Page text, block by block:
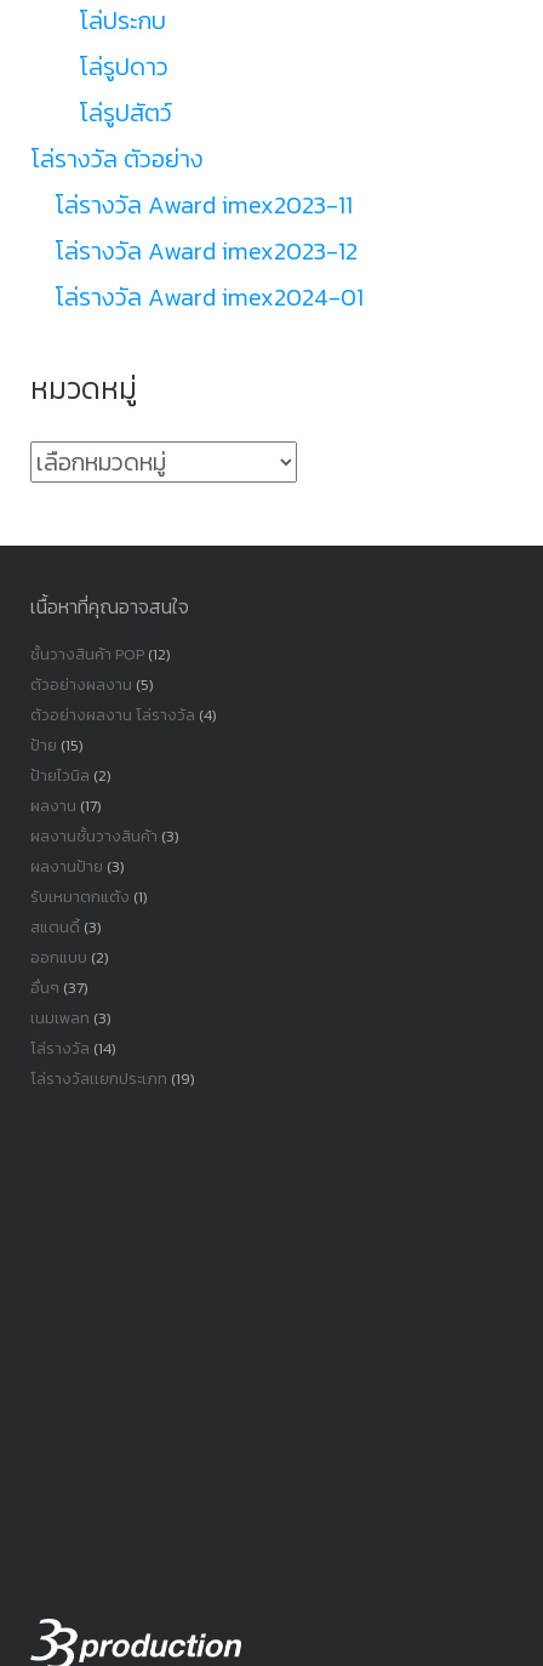
โล่ประกบ
โล่รูปดาว
โล่รูปสัตว์
โล่รางวัล ตัวอย่าง
โล่รางวัล Award imex2023-11
โล่รางวัล Award imex2023-12
โล่รางวัล Award imex2024-01
หมวดหมู่
หมวด
เนื้อหาที่คุณอาจสนใจ
ชั้นวางสินค้า POP(12)
ตัวอย่างผลงาน (5)
ตัวอย่างผลงาน โล่รางวัล (4)
ป้าย (15)
ป้ายไวนิล (2)
ผลงาน (17)
ผลงานชั้นวางสินค้า (3)
ผลงานป้าย (3)
รับเหมาตกแต้ง (1)
สแตนดี้(3)
ออกแบบ (2)
อื่นๆ (37)
เนมเพลท (3)
โล่รางวัล (14)
โล่รางวัลเเยกประเภท (19)